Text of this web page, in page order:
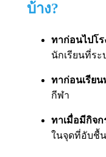
บ้าง?
ทาก่อนไปโร
นักเรียนที่ระ
ทาก่อนเรีย
กีฬา
ทาเมื่อมีกิจก
ในจุดที่อับชื้น